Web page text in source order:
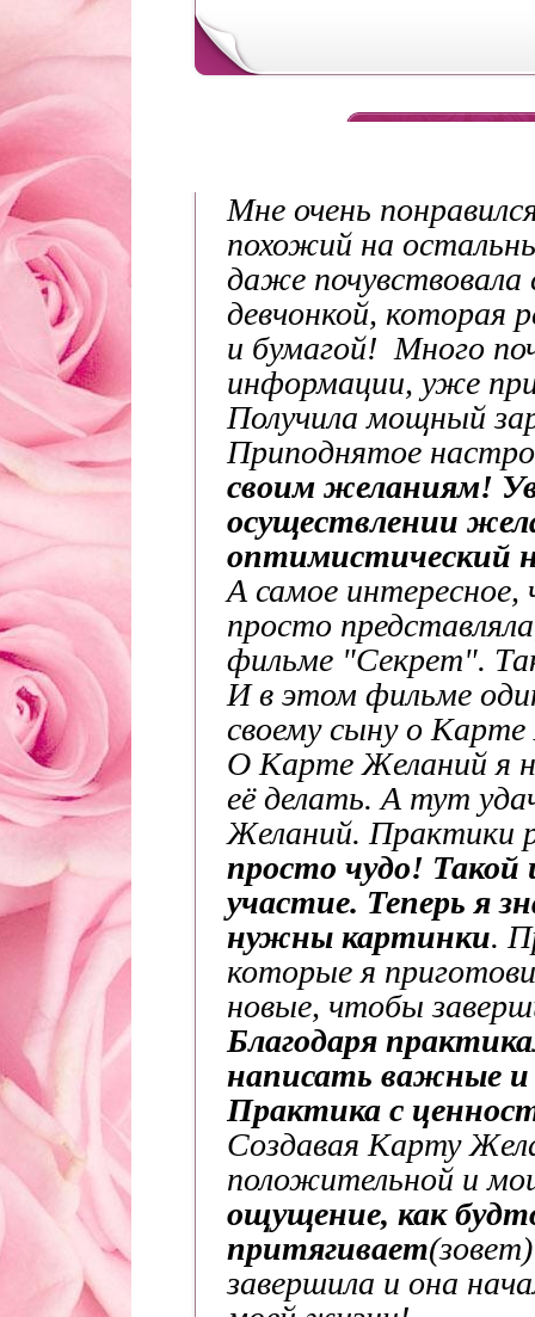
Мне очень
похожий на
даже почувствовала
девчонкой, которая
и бумагой! Много
информации, уже
Получила мощный
Приподнятое
своим желаниям!
осуществлении
оптимистический
А самое
просто
фильме "Секрет".
И в этом фильме
своему сыну о
О Карте Желаний я
её делать. А тут
Желаний. Практики
просто чудо! Такой
участие. Теперь я
нужны картинки.
которые я
новые, чтобы
Благодаря
написать важные
Практика с
Создавая Карту
положительной и
ощущение, как
притягивает
завершила и она